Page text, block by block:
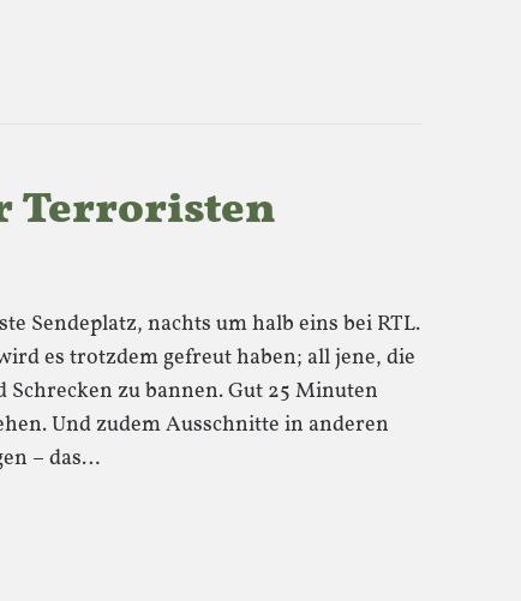
Terroristen
Sendeplatz, nachts um halb eins bei RTL.
es trotzdem gefreut haben; all jene, die
zu bannen. Gut 25 Minuten
Und zudem Ausschnitte in anderen
– das…